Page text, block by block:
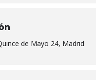
de Mayo 24, Madrid